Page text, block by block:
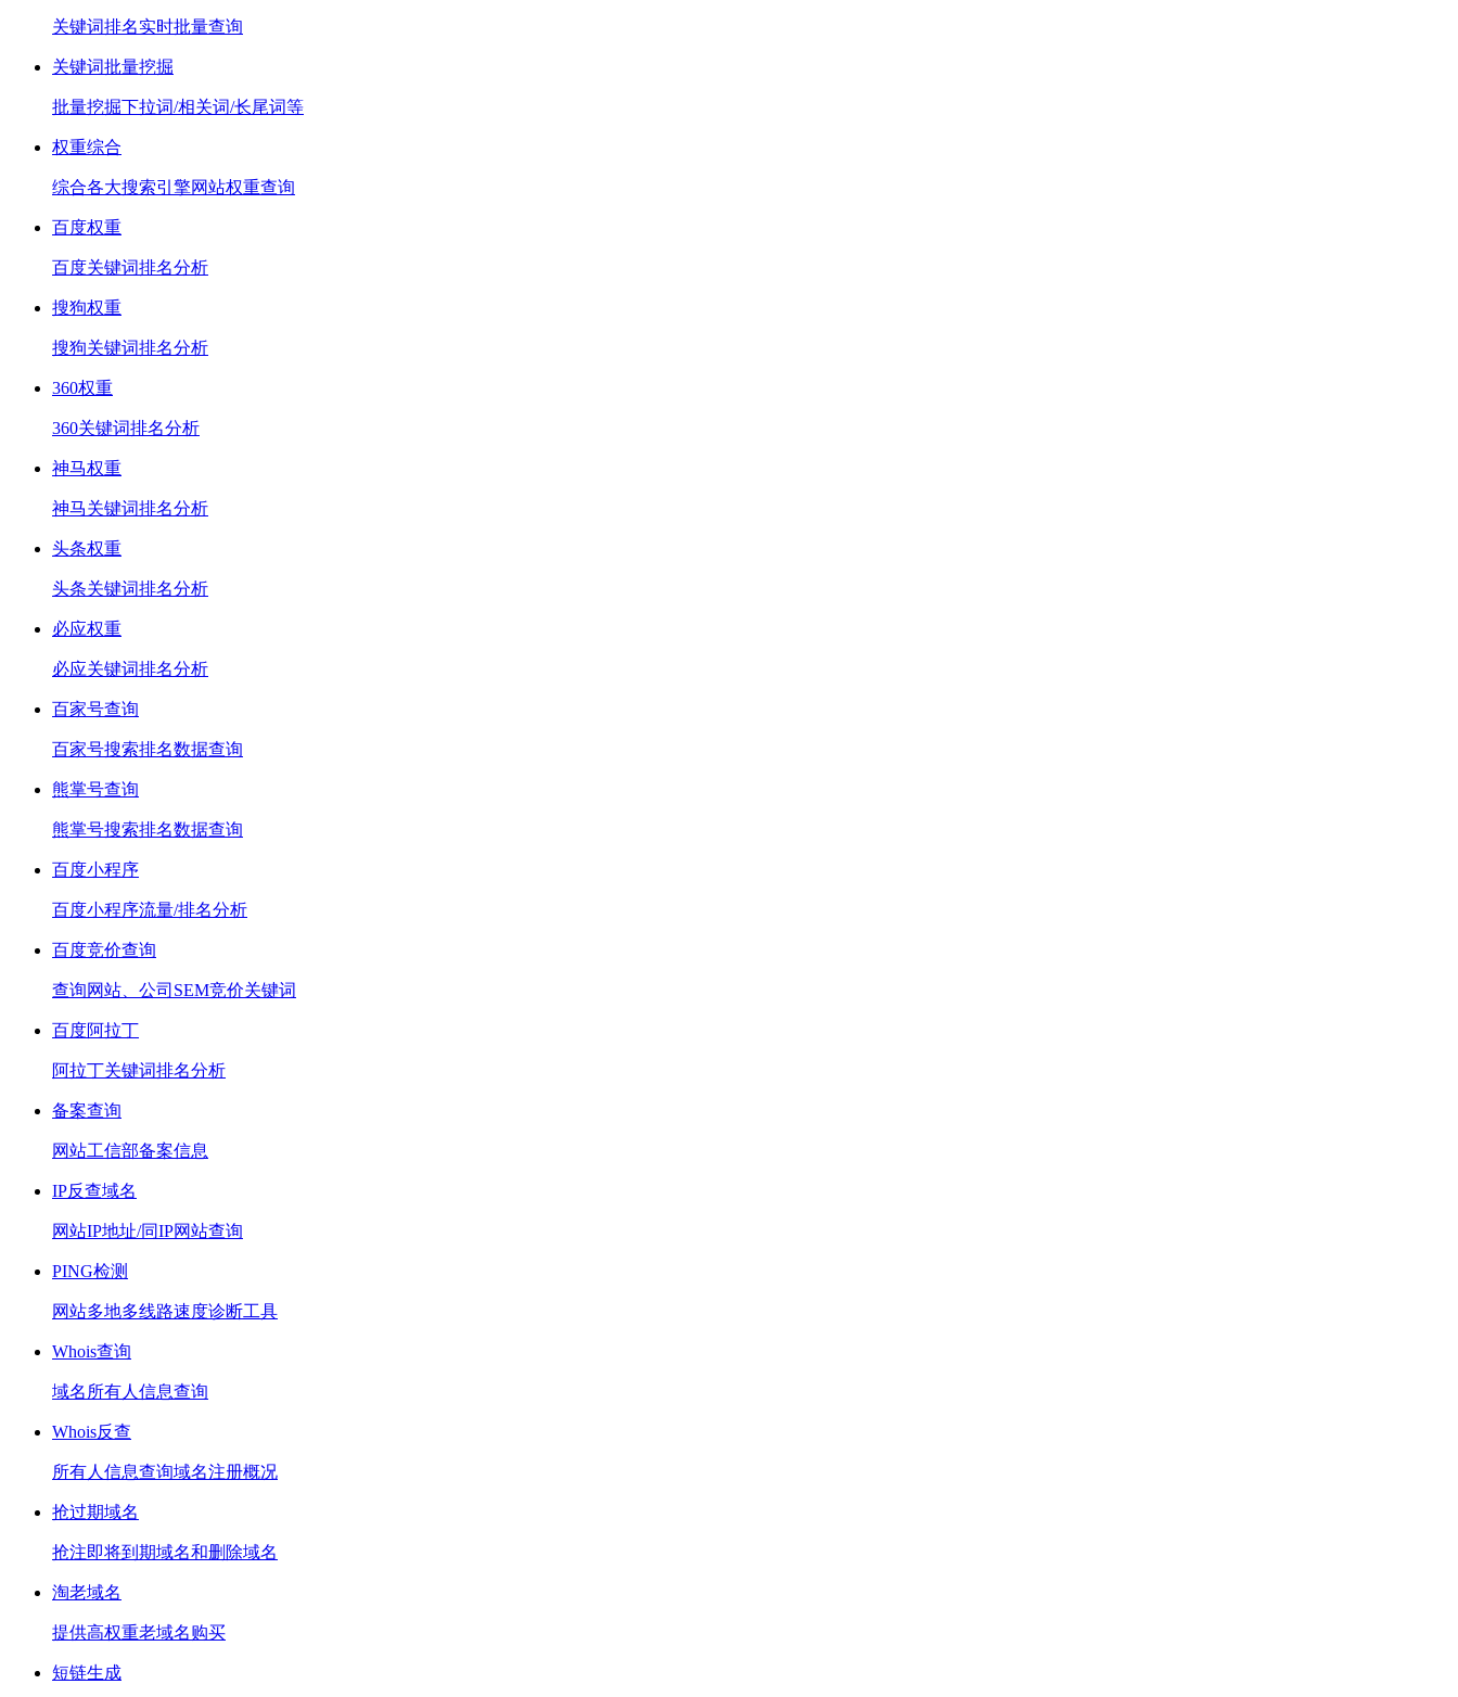
关键词排名实时批量查询
关键词批量挖掘
批量挖掘下拉词/相关词/长尾词等
权重综合
综合各大搜索引擎网站权重查询
百度权重
百度关键词排名分析
搜狗权重
搜狗关键词排名分析
360权重
360关键词排名分析
神马权重
神马关键词排名分析
头条权重
头条关键词排名分析
必应权重
必应关键词排名分析
百家号查询
百家号搜索排名数据查询
熊掌号查询
熊掌号搜索排名数据查询
百度小程序
百度小程序流量/排名分析
百度竞价查询
查询网站、公司SEM竞价关键词
百度阿拉丁
阿拉丁关键词排名分析
备案查询
网站工信部备案信息
IP反查域名
网站IP地址/同IP网站查询
PING检测
网站多地多线路速度诊断工具
Whois查询
域名所有人信息查询
Whois反查
所有人信息查询域名注册概况
抢过期域名
抢注即将到期域名和删除域名
淘老域名
提供高权重老域名购买
短链生成